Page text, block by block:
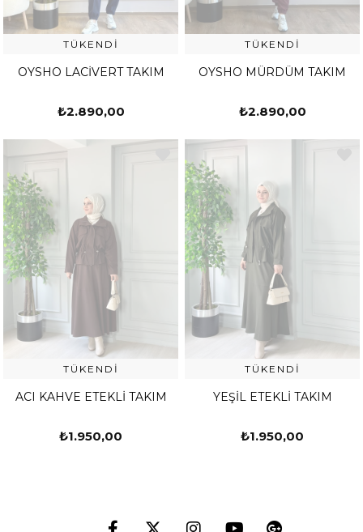
TÜKENDI
OYSHO LACİVERT TAKIM
₺2.890,00
TÜKENDI
OYSHO MÜRDÜM TAKIM
₺2.890,00
TÜKENDI
ACI KAHVE ETEKLİ TAKIM
₺1.950,00
TÜKENDI
YEŞİL ETEKLİ TAKIM
₺1.950,00